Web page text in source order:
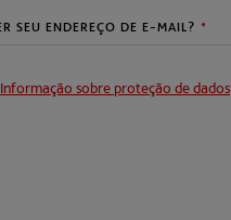
Informação sobre proteção de dados